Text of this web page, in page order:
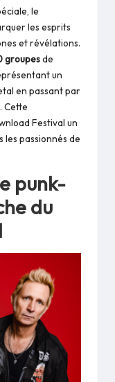
le
les esprits
et révélations.
groupesde
un
en passant par
Cette
Festival un
passionnés de
punk-
du